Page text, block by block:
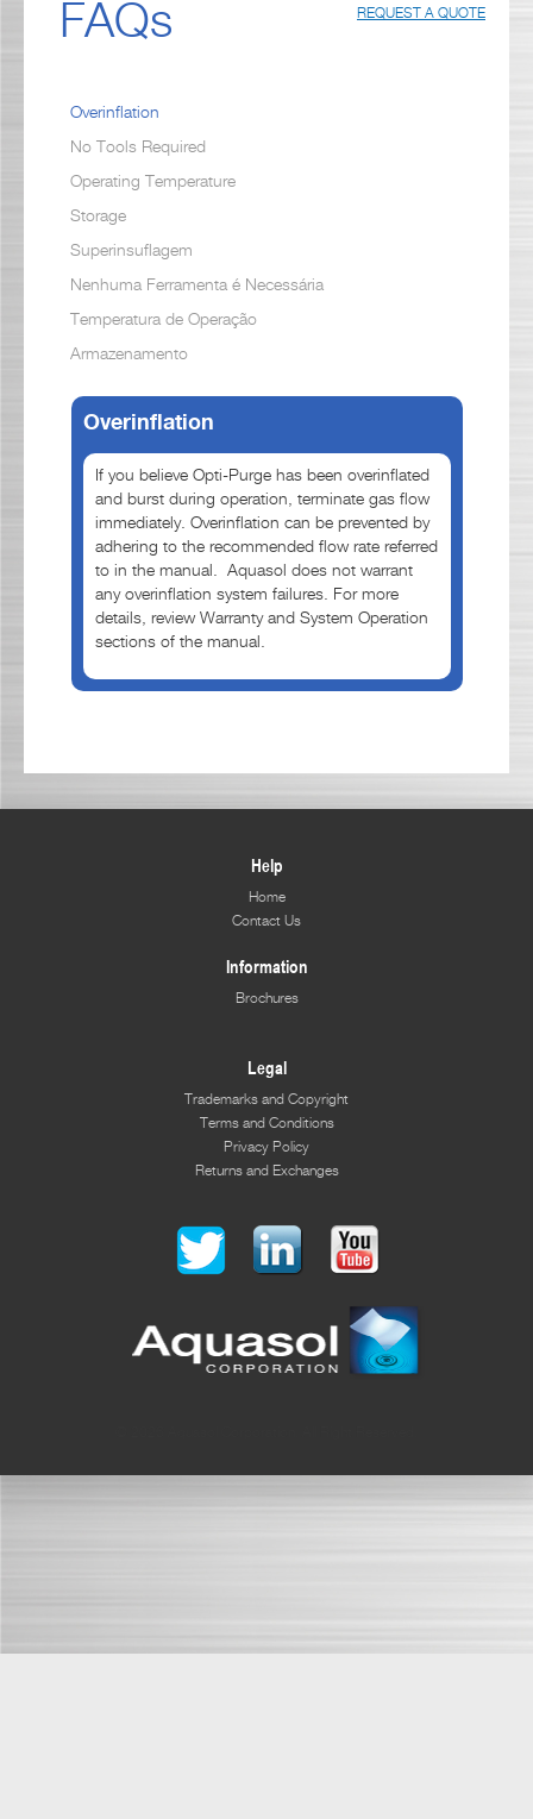
FAQs REQUEST A QUOTE
Overinflation
No Tools Required
Operating Temperature
Storage
Superinsuflagem
Nenhuma Ferramenta é Necessária
Temperatura de Operação
Armazenamento
Overinflation
If you believe Opti-Purge has been overinflated
and burst during operation, terminate gas flow
immediately. Overinflation can be prevented by
adhering to the recommended flow rate referred
to in the manual. Aquasol does not warrant
any overinflation system failures. For more
details, review Warranty and System Operation
sections of the manual.
Help
Home
Contact Us
Information
Brochures
Legal
Trademarks and Copyright
Terms and Conditions
Privacy Policy
Returns and Exchanges